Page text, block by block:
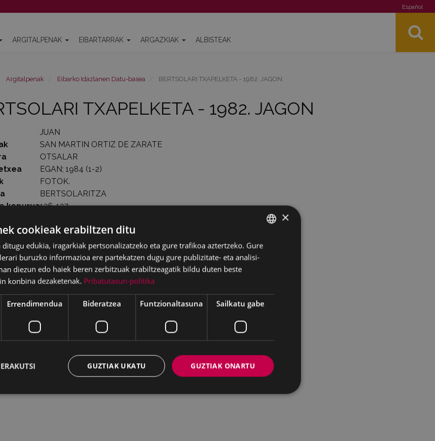
Español
ARGITALPENAK EIBARTARRAK ARGAZKIAK ALBISTEAK
Argitalpenak Eibarko Idazlanen Datu-basea BERTSOLARI TXAPELKETA - 1982. JAGON
TXAPELKETA - 1982. JAGON
JUAN
SAN MARTIN ORTIZ DE ZARATE
OTSALAR
EGAN; 1984 (1-2)
FOTOK.
BERTSOLARITZA
kopurua136-137
document, 94 KB (97024 bytes)
BASQUE
SPANISH
×
cookieak erabiltzen ditu
ditugu edukia, iragarkiak pertsonalizatzeko eta gure trafikoa aztertzeko. Gure
buruzko informazioa ere partekatzen dugu gure publizitate- eta analisi-
diezun edo haiek beren zerbitzuak erabiltzeagatik bildu duten beste
konbina dezaketenak. Pribatutasun-politika
Errendimendua Bideratzea Funtzionaltasuna Sailkatu gabe
GUZTIAK ONARTU
GUZTIAK UKATU